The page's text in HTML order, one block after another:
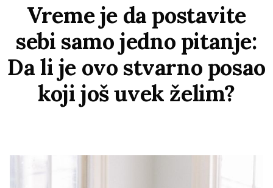
Vreme je da postavite
sebi samo jedno pitanje:
Da li je ovo stvarno posao
koji još uvek želim?